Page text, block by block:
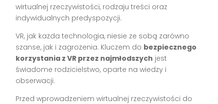
wirtualnej rzeczywistości, rodzaju treści oraz
indywidualnych predyspozycji.
VR, jak każda technologia, niesie ze sobą zarówno
szanse, jak i zagrożenia. Kluczem do bezpiecznego
korzystania z VR przez najmłodszych jest
świadome rodzicielstwo, oparte na wiedzy i
obserwacji.
Przed wprowadzeniem wirtualnej rzeczywistości do